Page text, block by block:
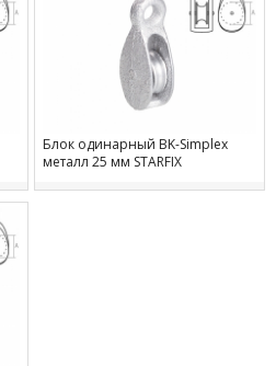
Блок одинарный BK-Simplex
металл 25 мм STARFIX